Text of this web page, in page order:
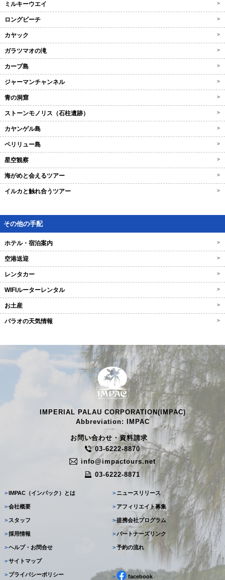
ミルキーウエイ >
ロングビーチ >
カヤック >
ガラツマオの滝 >
カープ島 >
ジャーマンチャンネル >
青の洞窟 >
ストーンモノリス（石柱遺跡） >
カヤンゲル島 >
ペリリュー島 >
星空観察 >
海がめと会えるツアー >
イルカと触れ合うツアー >
その他の手配
ホテル・宿泊案内 >
空港送迎 >
レンタカー >
WIFIルーターレンタル >
お土産 >
パラオの天気情報 >
IMPERIAL PALAU CORPORATION(IMPAC)
Abbreviation: IMPAC
お問い合わせ・資料請求
03-6222-8870
info@impactours.net
03-6222-8871
> IMPAC（インパック）とは
>会社概要
> スタッフ
>採用情報
>ヘルプ・お問合せ
>サイトマップ
> ニュースリリース
> アフィリエイト募集
>提携会社プログラム
>パートナーズリンク
>予約の流れ
> プライバシーポリシー > facebook